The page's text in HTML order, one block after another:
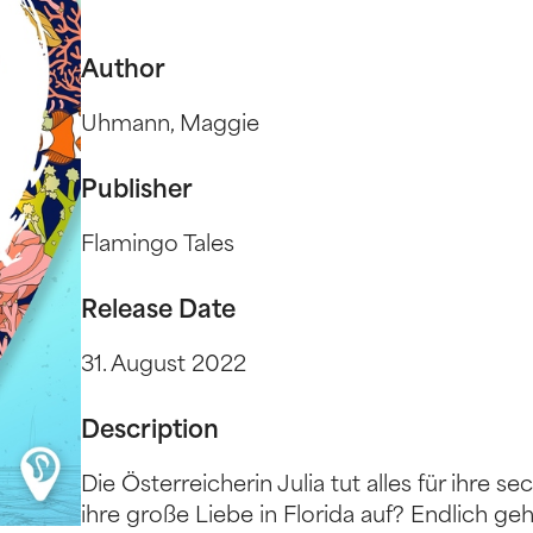
Author
Uhmann, Maggie
Publisher
Flamingo Tales
Release Date
31. August 2022
Description
Die Österreicherin Julia tut alles für ihre
ihre große Liebe in Florida auf? Endlich